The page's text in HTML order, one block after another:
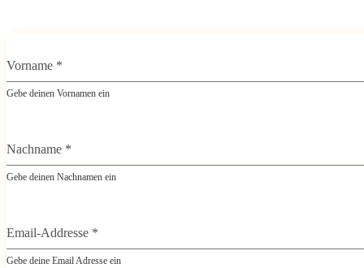
Vorname *
Gebe deinen Vornamen ein
Nachname *
Gebe deinen Nachnamen ein
Email-Addresse *
Gebe deine Email Adresse ein